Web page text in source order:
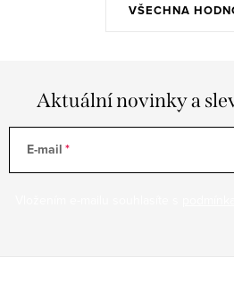
VŠECHNA
Aktuální novinky a
E-mail